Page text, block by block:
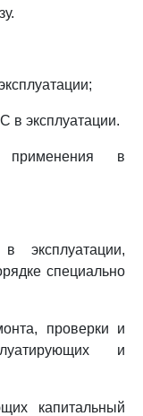
в эксплуатации.
применения в
эксплуатации,
специально
проверки и
и
капитальный